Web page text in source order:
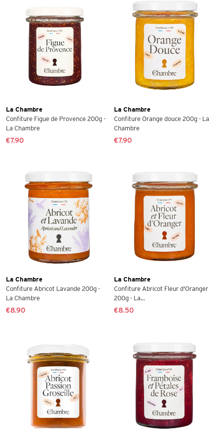
La Chambre
Confiture Figue de Provence 200g -
La Chambre
€7.90
La Chambre
Confiture Orange douce 200g - La
Chambre
€7.90
La Chambre
Confiture Abricot Lavande 200g -
La Chambre
€8.90
La Chambre
Confiture Abricot Fleur d'Oranger
200g - La...
€8.50